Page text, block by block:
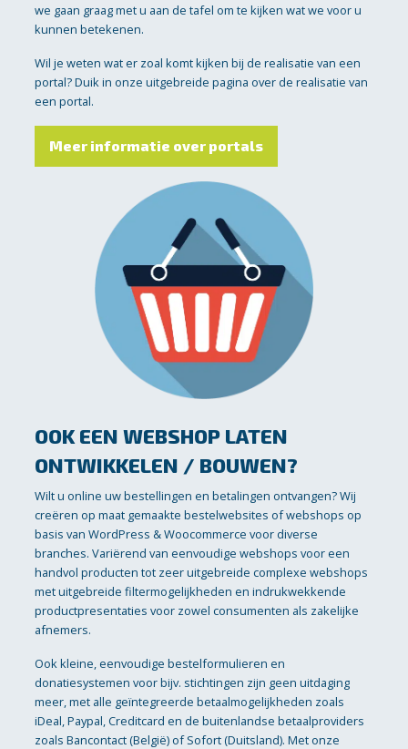
we gaan graag met u aan de tafel om te kijken wat we voor u
kunnen betekenen.
Wil je weten wat er zoal komt kijken bij de realisatie van een
portal? Duik in onze uitgebreide pagina over de realisatie van
een portal.
Meer informatie over portals
OOK EEN WEBSHOP LATEN
ONTWIKKELEN / BOUWEN?
Wilt u online uw bestellingen en betalingen ontvangen? Wij
creëren op maat gemaakte bestelwebsites of webshops op
basis van WordPress & Woocommerce voor diverse
branches. Variërend van eenvoudige webshops voor een
handvol producten tot zeer uitgebreide complexe webshops
met uitgebreide filtermogelijkheden en indrukwekkende
productpresentaties voor zowel consumenten als zakelijke
afnemers.
Ook kleine, eenvoudige bestelformulieren en
donatiesystemen voor bijv. stichtingen zijn geen uitdaging
meer, met alle geïntegreerde betaalmogelijkheden zoals
iDeal, Paypal, Creditcard en de buitenlandse betaalproviders
zoals Bancontact (België) of Sofort (Duitsland). Met onze